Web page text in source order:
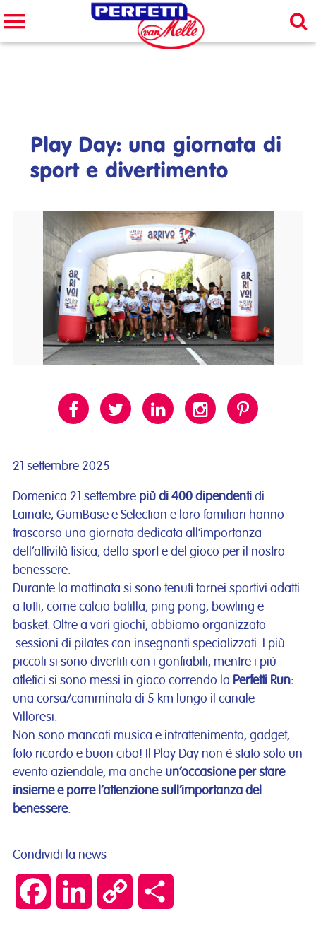
Cerca nel sito
Play Day: una giornata di
sport e divertimento
21 settembre 2025
Domenica 21 settembre più di 400 dipendentidi
Lainate, GumBase e Selection e loro familiari hanno
trascorso una giornata dedicata all’importanza
dell’attività fisica, dello sport e del gioco per il nostro
benessere.
Durante la mattinata si sono tenuti tornei sportivi adatti
a tutti, come calcio balilla, ping pong, bowling e
basket. Oltre a vari giochi, abbiamo organizzato
sessioni di pilates con insegnanti specializzati. I più
piccoli si sono divertiti con i gonfiabili, mentre i più
atletici si sono messi in gioco correndo la Perfetti Run:
una corsa/camminata di 5 km lungo il canale
Villoresi.
Non sono mancati musica e intrattenimento, gadget,
foto ricordo e buon cibo! Il Play Day non è stato solo un
evento aziendale, ma anche un’occasione per stare
insieme e porre l’attenzione sull’importanza del
benessere.
Condividi la news
Facebook LinkedIn Copy